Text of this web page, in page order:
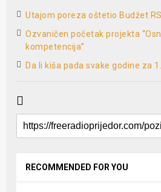
Utajom poreza oštetio Budžet RS
Ozvaničen početak projekta
kompetencija”
Da li kiša pada svake godine za
RECOMMENDED FOR YOU